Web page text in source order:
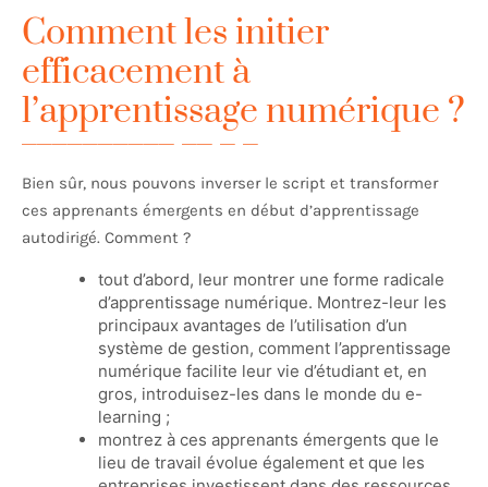
Comment les initier
efficacement à
l’apprentissage numérique ?
Bien sûr, nous pouvons inverser le script et transformer
ces apprenants émergents en début d’apprentissage
autodirigé. Comment ?
tout d’abord, leur montrer une forme radicale
d’apprentissage numérique. Montrez-leur les
principaux avantages de l’utilisation d’un
système de gestion, comment l’apprentissage
numérique facilite leur vie d’étudiant et, en
gros, introduisez-les dans le monde du e-
learning ;
montrez à ces apprenants émergents que le
lieu de travail évolue également et que les